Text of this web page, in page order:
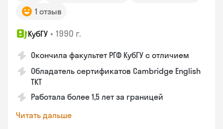
1 отзыв
КубГУ • 1990 г.
Окончила факультет РГФ КубГУ с отличием
Обладатель сертификатов Cambridge English
TKT
Работала более 1,5 лет за границей
Читать дальше